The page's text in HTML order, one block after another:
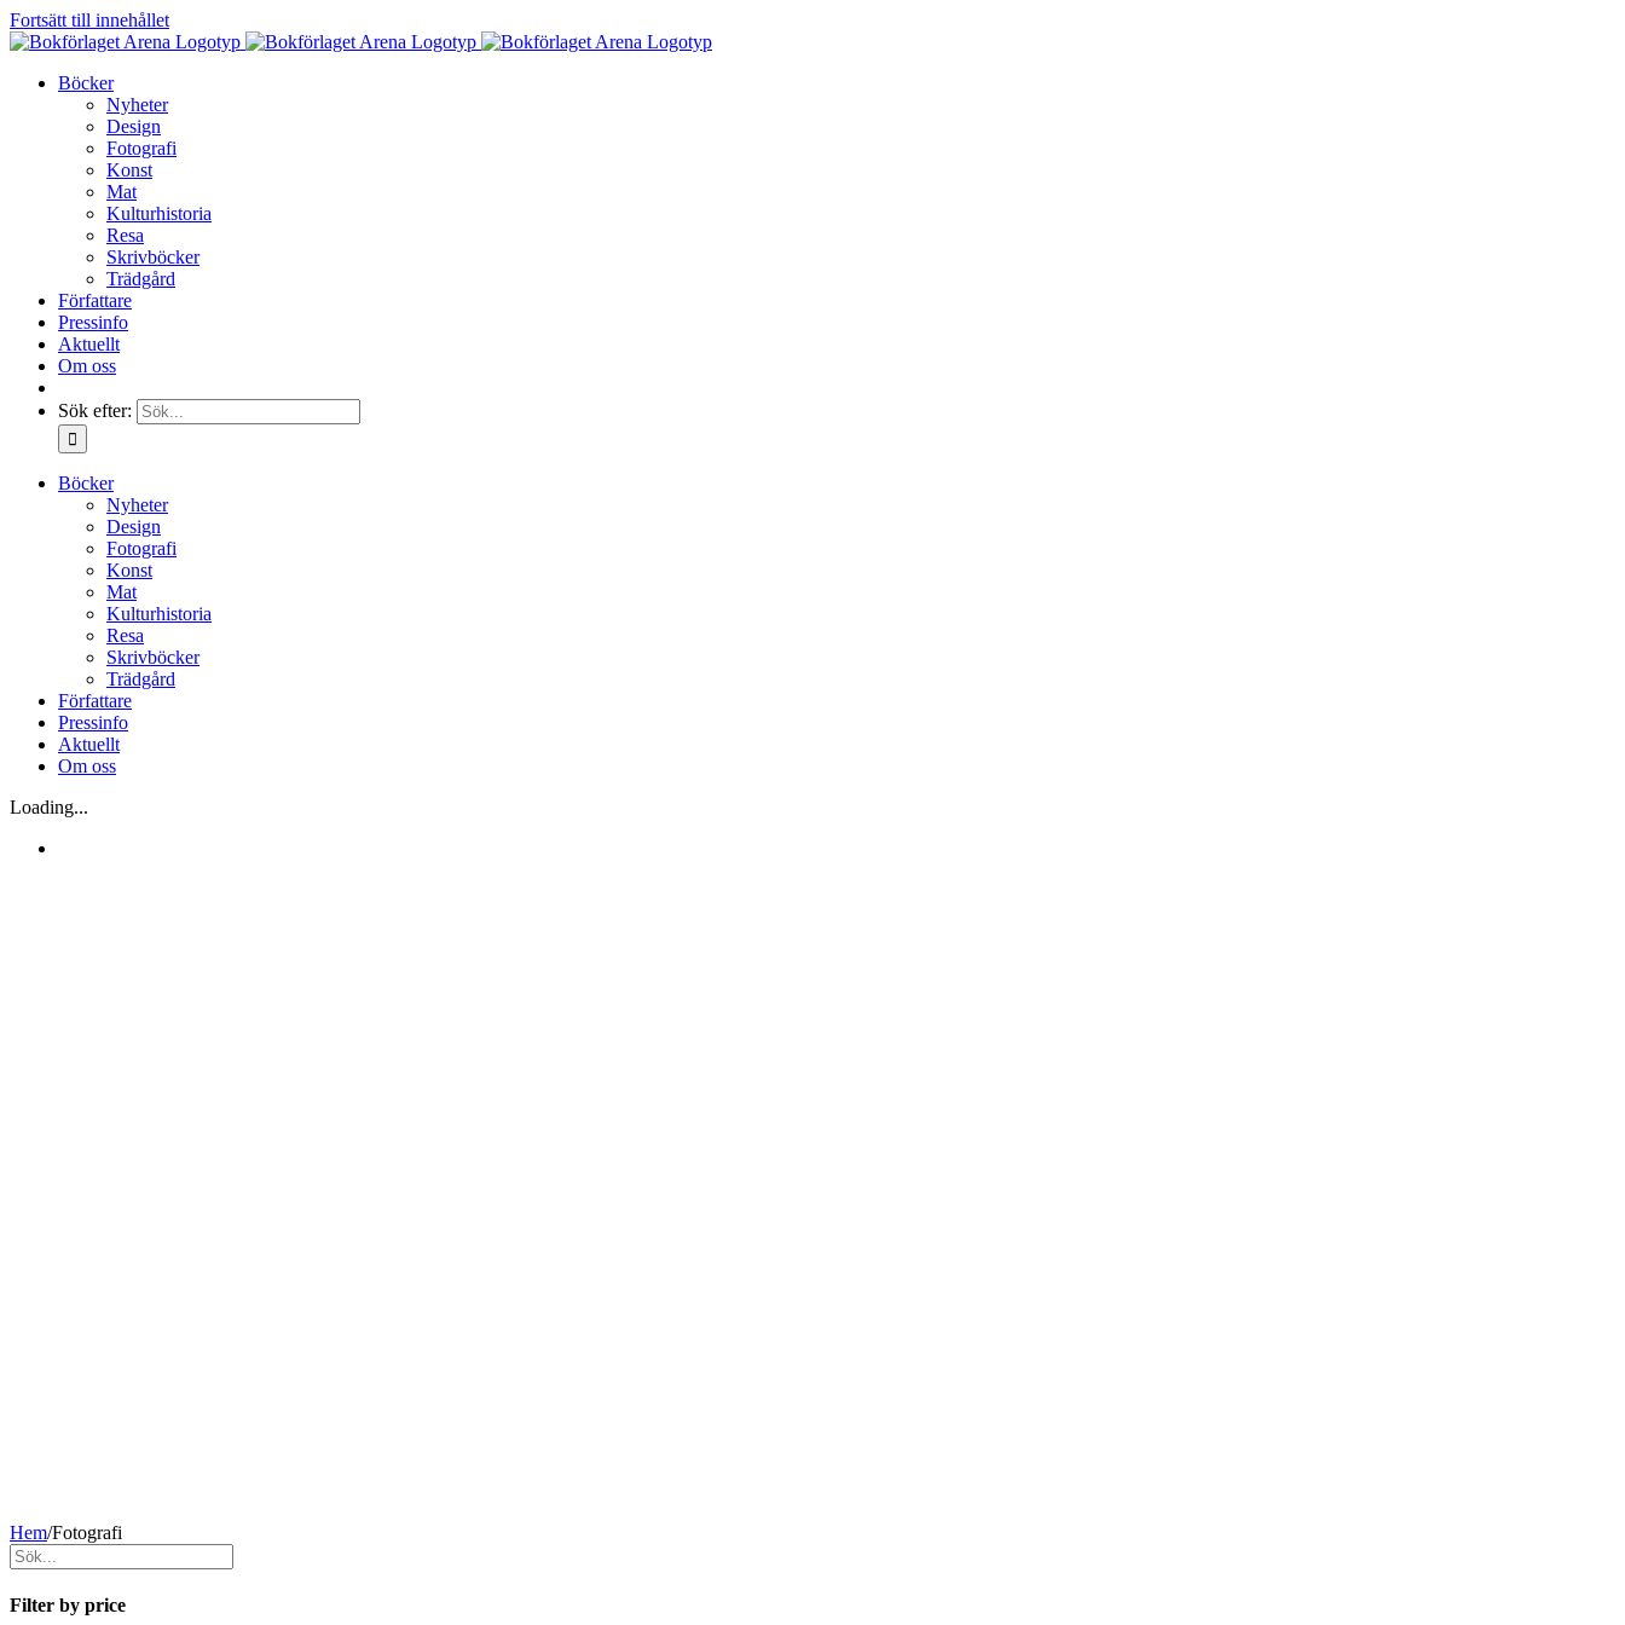
Fortsätt till innehållet
Böcker
Nyheter
Design
Fotografi
Konst
Mat
Kulturhistoria
Resa
Skrivböcker
Trädgård
Författare
Pressinfo
Aktuellt
Om oss
Sök efter:
Böcker
Nyheter
Design
Fotografi
Konst
Mat
Kulturhistoria
Resa
Skrivböcker
Trädgård
Författare
Pressinfo
Aktuellt
Om oss
Loading...
Hem/Fotografi
Filter by price